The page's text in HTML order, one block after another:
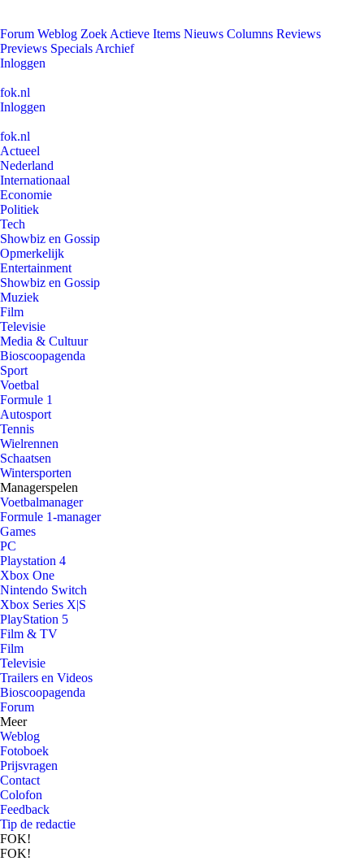
Forum Weblog Zoek Actieve Items Nieuws Columns Reviews
Previews Specials Archief
Inloggen
fok.nl
Inloggen
fok.nl
Actueel
Nederland
Internationaal
Economie
Politiek
Tech
Showbiz en Gossip
Opmerkelijk
Entertainment
Showbiz en Gossip
Muziek
Film
Televisie
Media & Cultuur
Bioscoopagenda
Sport
Voetbal
Formule 1
Autosport
Tennis
Wielrennen
Schaatsen
Wintersporten
Managerspelen
Voetbalmanager
Formule 1-manager
Games
PC
Playstation 4
Xbox One
Nintendo Switch
Xbox Series X|S
PlayStation 5
Film & TV
Film
Televisie
Trailers en Videos
Bioscoopagenda
Forum
Meer
Weblog
Fotoboek
Prijsvragen
Contact
Colofon
Feedback
Tip de redactie
FOK!
FOK!